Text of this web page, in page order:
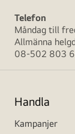
Telefon
Måndag till
Allmänna
08-502 803
Handla
Kampanjer